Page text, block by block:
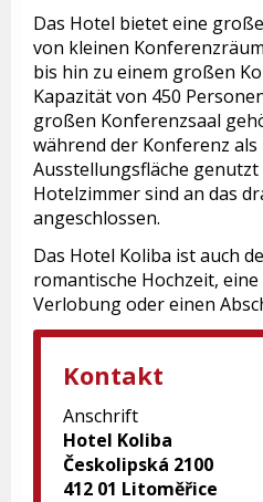
Das Hotel bietet eine
von kleinen
bis hin zu einem großen
Kapazität von 450
großen Konferenzsaal
während der Konferenz
Ausstellungsfläche genutzt
Hotelzimmer sind an das
angeschlossen.
Das Hotel Koliba ist auch
romantische Hochzeit,
Verlobung oder einen
Kontakt
Anschrift
Hotel Koliba
Českolipská 2100
412 01 Litoměřice